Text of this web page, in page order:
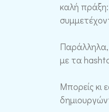
καλή πράξη:
Παράλληλα,
με τα
Μπορείς κι